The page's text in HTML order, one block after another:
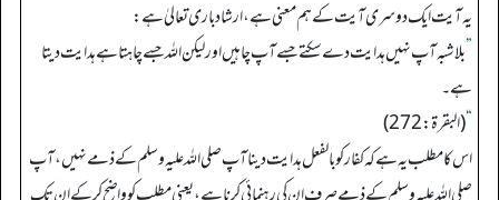
یہ آیت ایک دوسری آیت کے ہم معنی ہے، ارشاد باری تعالیٰ ہے:
”بلاشبہ آپ نہیں ہدایت دے سکتے جسے آپ چاہیں اور لیکن اللہ جسے چاہتا ہے ہدایت دیتا
ہے۔
“(البقرة: 272)
اس کا مطلب یہ ہے کہ کفار کو بالفعل ہدایت دینا آپ صلی اللہ علیہ وسلم کے ذمے نہیں، آپ